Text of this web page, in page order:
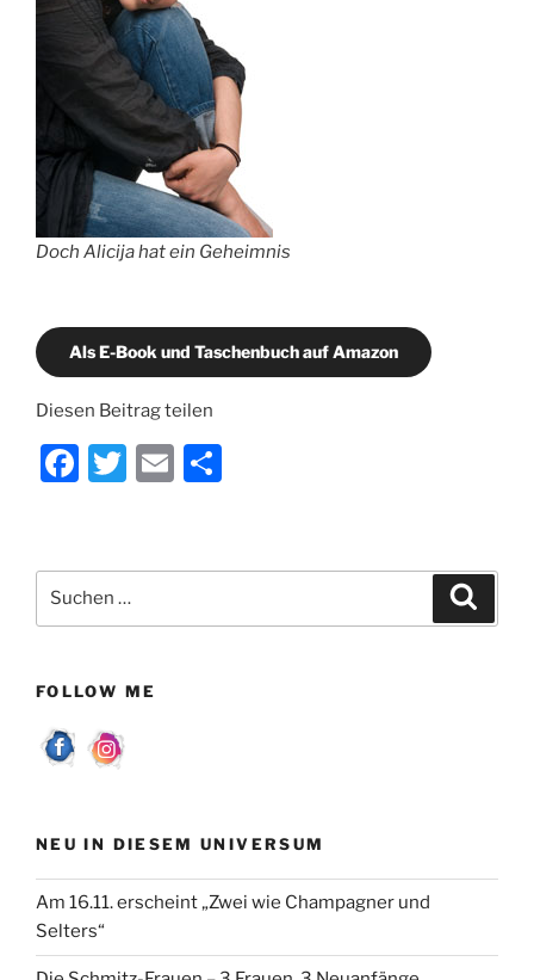
Doch Alicija hat ein Geheimnis
Als E-Book und Taschenbuch auf Amazon
Diesen Beitrag teilen
F
e
b
o
k
T
er
E
l
n
nach:
FOLLOW ME
NEU IN DIESEM UNIVERSUM
Am 16.11. erscheint „Zwei wie Champagner und
Selters“